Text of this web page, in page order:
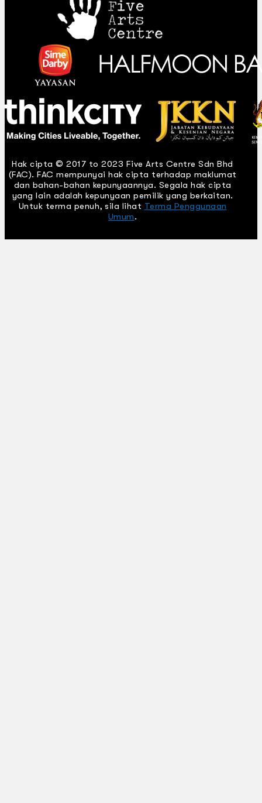
Hak cipta © 2017 to 2023 Five Arts Centre Sdn Bhd
(FAC). FAC mempunyai hak cipta terhadap maklumat
dan bahan-bahan kepunyaannya. Segala hak cipta
yang lain adalah kepunyaan pemilik yang berkaitan.
Untuk terma penuh, sila lihat Terma Penggunaan
Umum.